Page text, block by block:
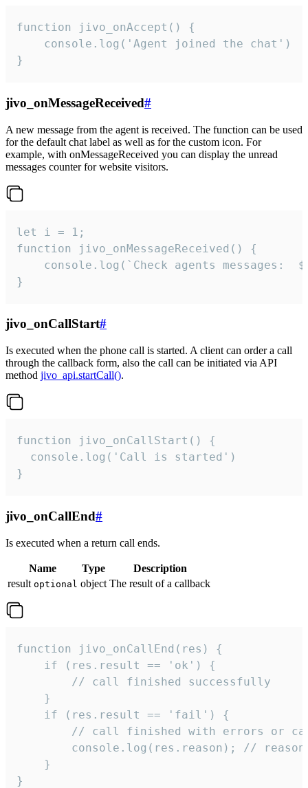
function jivo_onAccept() {
}
jivo_onMessageReceived#
A new message from the agent is received. The function can be used
for the default chat label as well as for the custom icon. For
example, with onMessageReceived you can display the unread
messages counter for website visitors.
let i = 1;
function jivo_onMessageReceived() {
}
jivo_onCallStart#
Is executed when the phone call is started. A client can order a call
through the callback form, also the call can be initiated via API
method jivo_api.startCall().
function jivo_onCallStart() {
  console.log('Call is started')
}
jivo_onCallEnd#
Is executed when a return call ends.
Name Type
Description
result optional object The result of a callback
function jivo_onCallEnd(res) {
    if (res.result == 'ok') {
        // call finished successfully
    }
    if (res.result == 'fail') {
// call finished with errors or
console.log(res.reason); //
    }
}